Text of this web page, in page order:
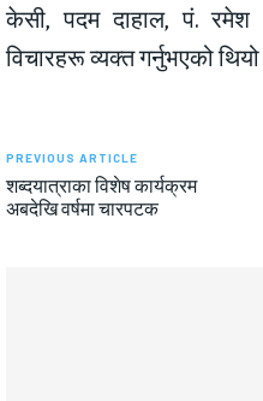
केसी, पदम दाहाल, पं.
विचारहरू व्यक्त गर्नुभएको
PREVIOUS ARTICLE
शब्दयात्राका विशेष कार्यक्रम
अबदेखि वर्षमा चारपटक